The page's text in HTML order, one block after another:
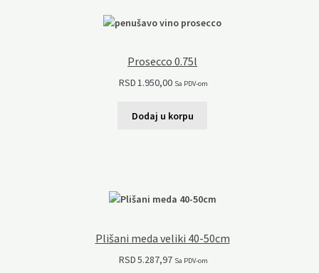
Prosecco 0.75l
RSD1.950,00 Sa PDV-om
Dodaj u korpu
Plišani meda veliki 40-50cm
RSD5.287,97 Sa PDV-om